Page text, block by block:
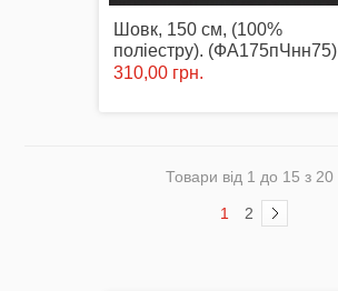
Шовк, 150 см, (100%
поліестру). (ФА175пЧнн75)
310,00 грн.
Товари від 1 до 15 з 20
1 2